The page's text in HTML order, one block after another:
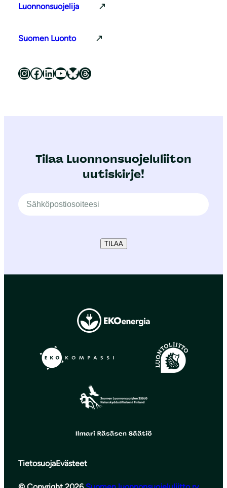
Luonnonsuojelija
Suomen Luonto
Luonnonsuojeluliitto Instagramissa Luonnonsuojeluliitto Facebookissa Luonnonsuojeluliitto LinkedInissä Luonnonsuojeluliiton YouTube-kanava Luonnonsuojeluliitto Blueskyssa Luonnonsuojeluliitto Threadsissa
Tilaa Luonnonsuojeluliiton
uutiskirje!
TILAA
TietosuojaEvästeet